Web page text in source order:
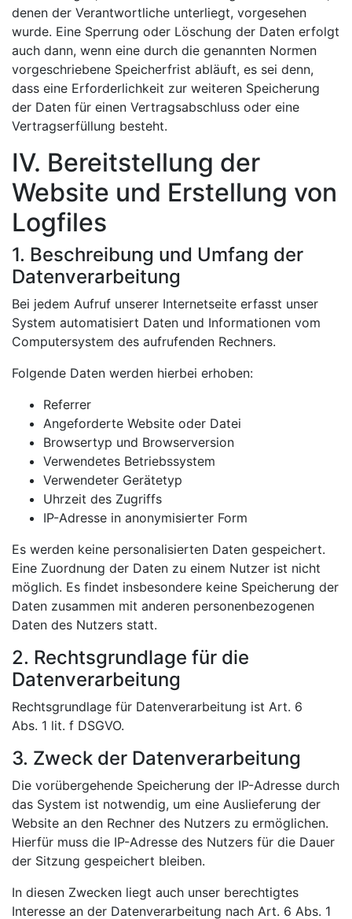
denen der Verantwortliche unterliegt, vorgesehen
wurde. Eine Sperrung oder Löschung der Daten erfolgt
auch dann, wenn eine durch die genannten Normen
vorgeschriebene Speicherfrist abläuft, es sei denn,
dass eine Erforderlichkeit zur weiteren Speicherung
der Daten für einen Vertragsabschluss oder eine
Vertragserfüllung besteht.
IV. Bereitstellung der
Website und Erstellung von
Logfiles
1. Beschreibung und Umfang der
Datenverarbeitung
Bei jedem Aufruf unserer Internetseite erfasst unser
System automatisiert Daten und Informationen vom
Computersystem des aufrufenden Rechners.
Folgende Daten werden hierbei erhoben:
Referrer
Angeforderte Website oder Datei
Browsertyp und Browserversion
Verwendetes Betriebssystem
Verwendeter Gerätetyp
Uhrzeit des Zugriffs
IP-Adresse in anonymisierter Form
Es werden keine personalisierten Daten gespeichert.
Eine Zuordnung der Daten zu einem Nutzer ist nicht
möglich. Es findet insbesondere keine Speicherung der
Daten zusammen mit anderen personenbezogenen
Daten des Nutzers statt.
2. Rechtsgrundlage für die
Datenverarbeitung
Rechtsgrundlage für Datenverarbeitung ist Art. 6
Abs. 1 lit. f DSGVO.
3. Zweck der Datenverarbeitung
Die vorübergehende Speicherung der IP-Adresse durch
das System ist notwendig, um eine Auslieferung der
Website an den Rechner des Nutzers zu ermöglichen.
Hierfür muss die IP-Adresse des Nutzers für die Dauer
der Sitzung gespeichert bleiben.
In diesen Zwecken liegt auch unser berechtigtes
Interesse an der Datenverarbeitung nach Art. 6 Abs. 1